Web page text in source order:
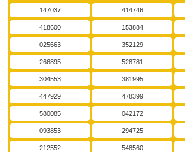
147037 414746
418600 153884
025663 352129
266895 528781
304553 381995
447929 478399
580085 042172
093853 294725
212552 548560